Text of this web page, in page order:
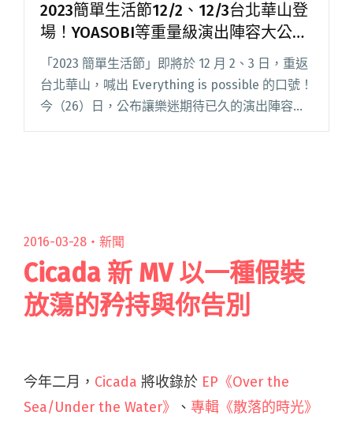
2023簡單生活節12/2、12/3台北華山登
場！YOASOBI等重量級演出陣容大公開
（新增票價資訊、演出時間表、場域
圖）！
「2023 簡單生活節」即將於 12 月 2、3 日，重返
台北華山，喊出 Everything is possible 的口號！
今（26）日，公布讓樂迷期待已久的演出陣容，
包括擔任主秀的日本雙人音樂組合 YOASOBI，以
2016-03-28・ 新聞
Cicada 新 MV 以一種假裝
放蕩的矜持與你告別
今年二月， Cicada 將收錄於 EP《Over the
Sea/Under the Water》
、 專輯《散落的時光》